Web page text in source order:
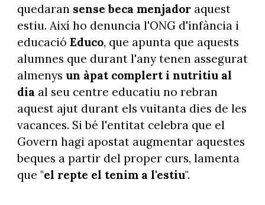
quedaransense beca menjadoraquest
estiu. Així ho denuncia l'ONG d'infància i
educació Educo, que apunta que aquests
alumnes que durant l'any tenen assegurat
almenys un àpat complert i nutritiu al
dia al seu centre educatiu no rebran
aquest ajut durant els vuitanta dies de les
vacances. Si bé l'entitat celebra que el
Govern hagi apostat augmentar aquestes
beques a partir del proper curs, lamenta
que "el repte el tenim a l'estiu".